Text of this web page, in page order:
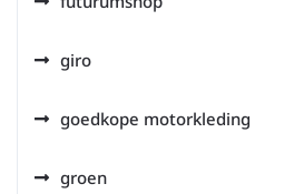
giro
goedkope motorkleding
groen